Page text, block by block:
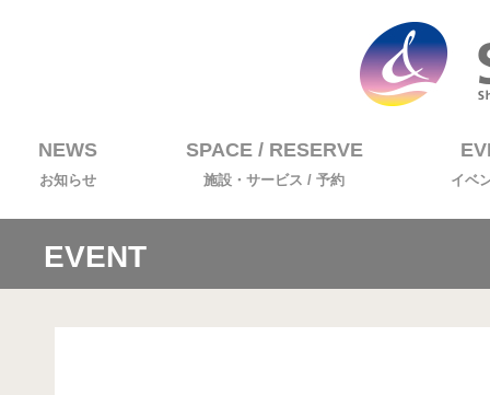
NEWS
お知らせ
SPACE / RESERVE
施設・サービス / 予約 イベ
EVENT